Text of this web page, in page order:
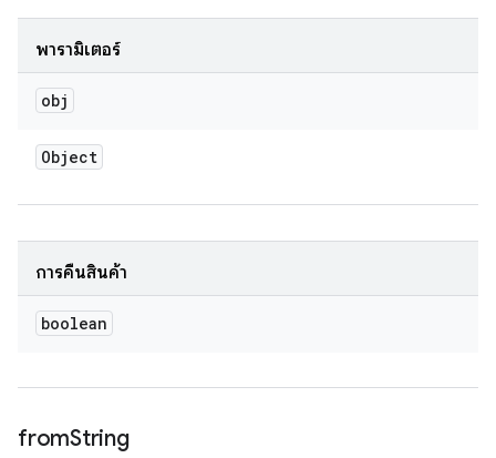
พารามิเตอร์
obj
Object
การคืนสินค้า
boolean
fromString